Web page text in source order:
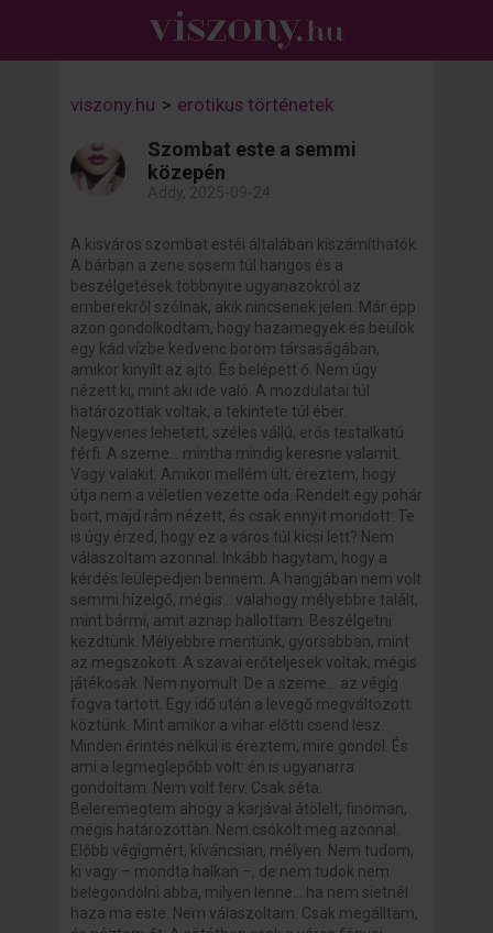
viszony.hu > erotikus történetek
Szombat este a semmi
közepén
A kisváros szombat estéi általában kiszámíthatók.
A bárban a zene sosem túl hangos és a
beszélgetések többnyire ugyanazokról az
emberekről szólnak, akik nincsenek jelen. Már épp
azon gondolkodtam, hogy hazamegyek és beülök
egy kád vízbe kedvenc borom társaságában,
amikor kinyílt az ajtó. És belépett ő. Nem úgy
nézett ki, mint aki ide való. A mozdulatai túl
határozottak voltak, a tekintete túl éber.
Negyvenes lehetett, széles vállú, erős testalkatú
férfi. A szeme... mintha mindig keresne valamit.
Vagy valakit. Amikor mellém ült, éreztem, hogy
útja nem a véletlen vezette oda. Rendelt egy pohár
bort, majd rám nézett, és csak ennyit mondott: Te
is úgy érzed, hogy ez a város túl kicsi lett? Nem
válaszoltam azonnal. Inkább hagytam, hogy a
kérdés leülepedjen bennem. A hangjában nem volt
semmi hízelgő, mégis... valahogy mélyebbre talált,
mint bármi, amit aznap hallottam. Beszélgetni
kezdtünk. Mélyebbre mentünk, gyorsabban, mint
az megszokott. A szavai erőteljesek voltak, mégis
játékosak. Nem nyomult. De a szeme... az végig
fogva tartott. Egy idő után a levegő megváltozott
köztünk. Mint amikor a vihar előtti csend lesz.
Minden érintés nélkül is éreztem, mire gondol. És
ami a legmeglepőbb volt: én is ugyanarra
gondoltam. Nem volt terv. Csak séta.
Beleremegtem ahogy a karjával átölelt, finoman,
mégis határozottan. Nem csókolt meg azonnal.
Előbb végigmért, kíváncsian, mélyen. Nem tudom,
ki vagy – mondta halkan –, de nem tudok nem
belegondolni abba, milyen lenne... ha nem sietnél
haza ma este. Nem válaszoltam. Csak megálltam,